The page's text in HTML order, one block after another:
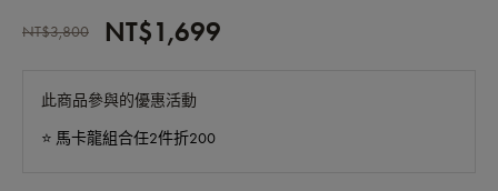
NT$3,800 NT$1,699
此商品參與的優惠活動
⭐️ 馬卡龍組合任2件折200